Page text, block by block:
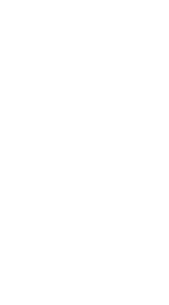
Ho Chi Minh,
EZ, East Tan
Chi Minh City,